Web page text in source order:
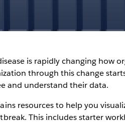
is rapidly changing how
through this change
and understand their data.
resources to help you
This includes starter